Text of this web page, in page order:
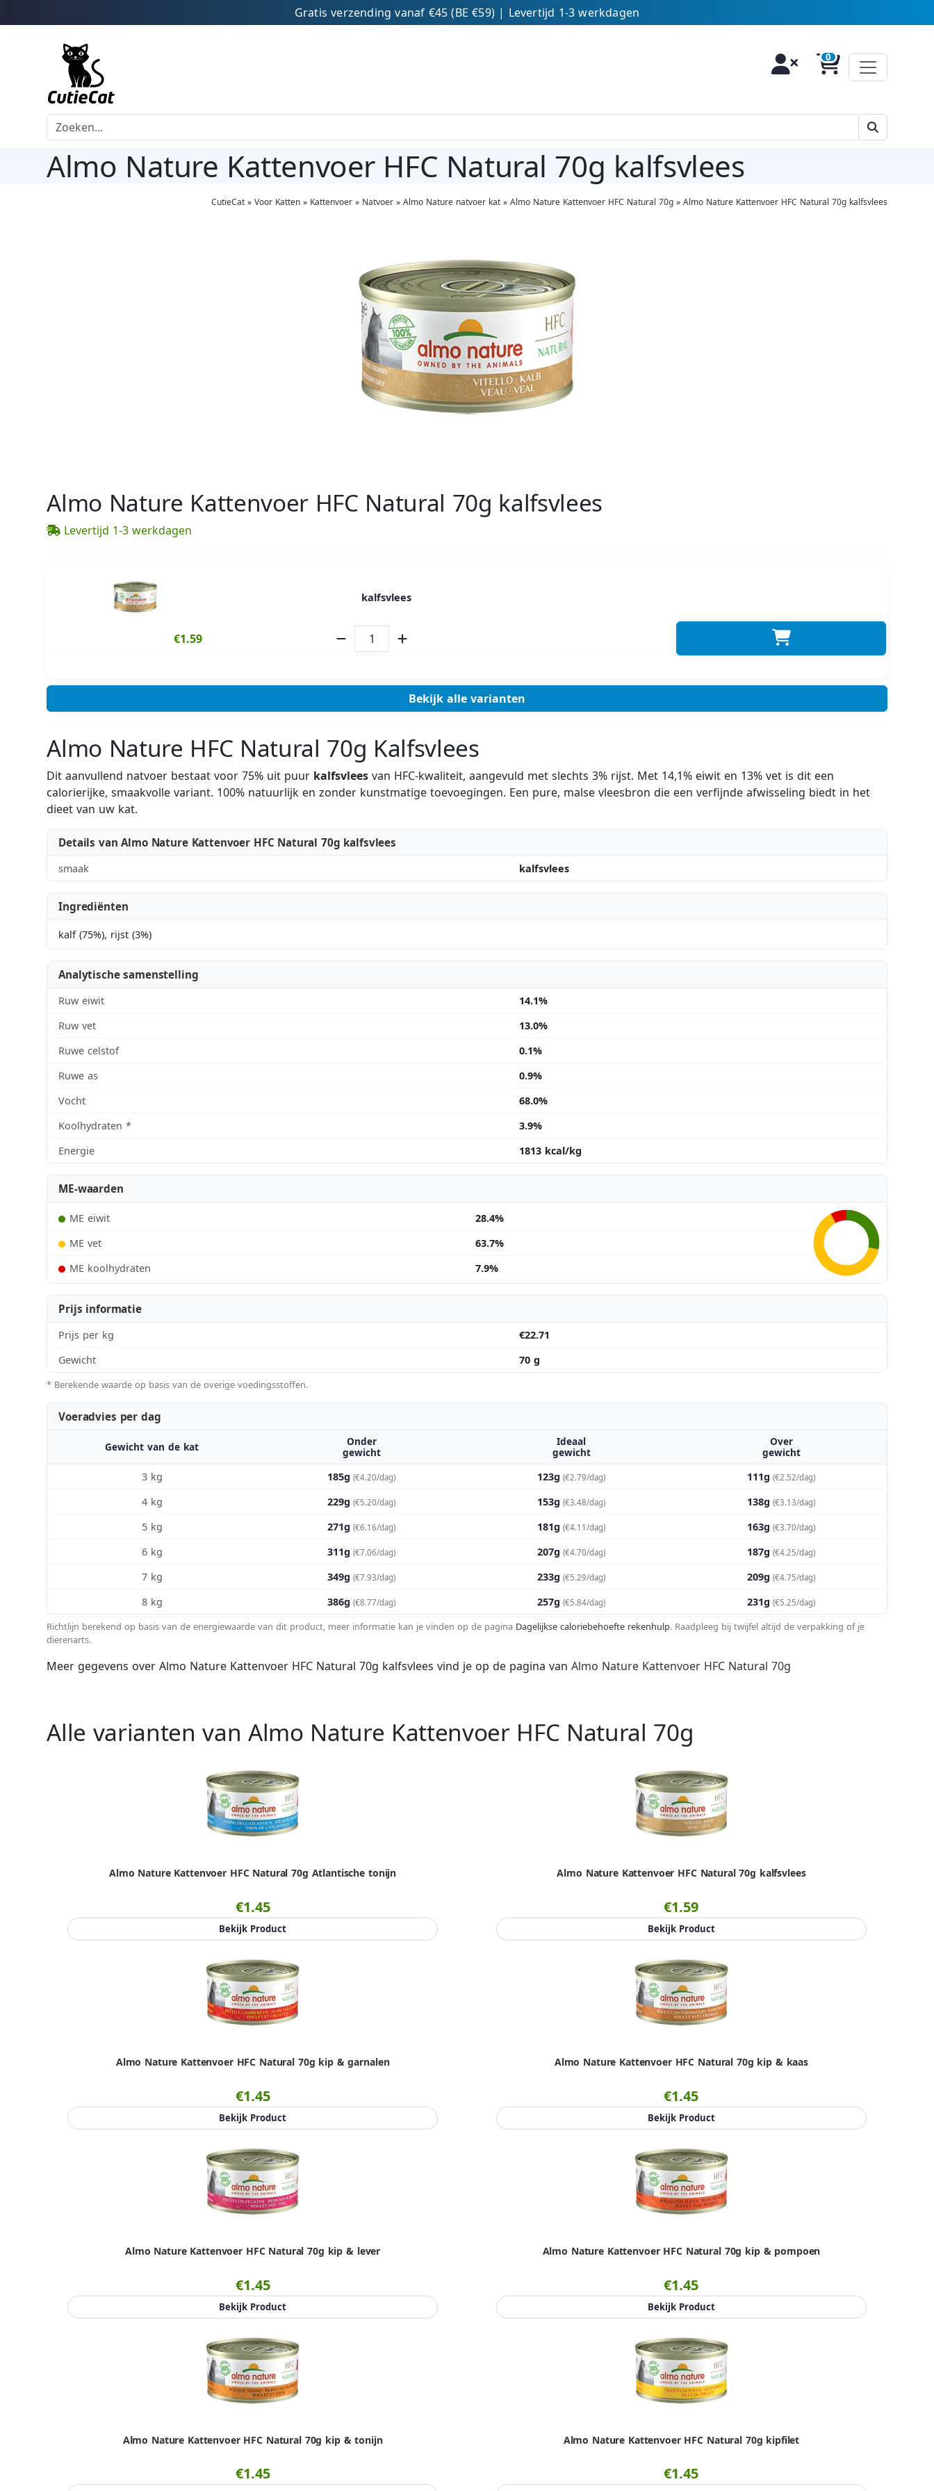
Gratis verzending vanaf €45 (BE €59) | Levertijd 1-3 werkdagen
Almo Nature Kattenvoer HFC Natural 70g kalfsvlees
CutieCat» Voor Katten» Kattenvoer» Natvoer» Almo Nature natvoer kat» Almo Nature Kattenvoer HFC Natural 70g» Almo Nature Kattenvoer HFC Natural 70g kalfsvlees
Almo Nature Kattenvoer HFC Natural 70g kalfsvlees
Levertijd 1-3 werkdagen
kalfsvlees
€1.59
Bekijk alle varianten
Almo Nature HFC Natural 70g Kalfsvlees
Dit aanvullend natvoer bestaat voor 75% uit puur kalfsvlees van HFC-kwaliteit, aangevuld met slechts 3% rijst. Met 14,1% eiwit en 13% vet is dit een
calorierijke, smaakvolle variant. 100% natuurlijk en zonder kunstmatige toevoegingen. Een pure, malse vleesbron die een verfijnde afwisseling biedt in het
dieet van uw kat.
Details van Almo Nature Kattenvoer HFC Natural 70g kalfsvlees
smaak kalfsvlees
Ingrediënten
kalf (75%), rijst (3%)
Analytische samenstelling
Ruw eiwit
14.1%
Ruw vet
13.0%
Ruwe celstof
0.1%
Ruwe as
0.9%
Vocht
68.0%
Koolhydraten *
3.9%
Energie
1813 kcal/kg
ME-waarden
ME eiwit
28.4%
ME vet
63.7%
ME koolhydraten
7.9%
Prijs informatie
Prijs per kg
€22.71
Gewicht
70 g
* Berekende waarde op basis van de overige voedingsstoffen.
Voeradvies per dag
Gewicht van de kat
Onder
gewicht
Ideaal
gewicht
Over
gewicht
3 kg
185g (€4.20/dag) 123g (€2.79/dag) 111g (€2.52/dag)
4 kg 229g (€5.20/dag) 153g (€3.48/dag) 138g (€3.13/dag)
5 kg 271g (€6.16/dag) 181g (€4.11/dag) 163g (€3.70/dag)
6 kg 311g (€7.06/dag) 207g (€4.70/dag) 187g (€4.25/dag)
7 kg 349g (€7.93/dag) 233g (€5.29/dag) 209g (€4.75/dag)
8 kg 386g (€8.77/dag) 257g (€5.84/dag) 231g (€5.25/dag)
Richtlijn berekend op basis van de energiewaarde van dit product, meer informatie kan je vinden op de pagina Dagelijkse caloriebehoefte rekenhulp. Raadpleeg bij twijfel altijd de verpakking of je
dierenarts.
Meer gegevens over Almo Nature Kattenvoer HFC Natural 70g kalfsvlees vind je op de pagina vanAlmo Nature Kattenvoer HFC Natural 70g
Alle varianten van Almo Nature Kattenvoer HFC Natural 70g
Almo Nature Kattenvoer HFC Natural 70g Atlantische tonijn
€1.45
Bekijk Product
Almo Nature Kattenvoer HFC Natural 70g kalfsvlees
€1.59
Bekijk Product
Almo Nature Kattenvoer HFC Natural 70g kip & garnalen
€1.45
Bekijk Product
Almo Nature Kattenvoer HFC Natural 70g kip & kaas
€1.45
Bekijk Product
Almo Nature Kattenvoer HFC Natural 70g kip & lever
€1.45
Bekijk Product
Almo Nature Kattenvoer HFC Natural 70g kip & pompoen
€1.45
Bekijk Product
Almo Nature Kattenvoer HFC Natural 70g kip & tonijn
€1.45
Almo Nature Kattenvoer HFC Natural 70g kipfilet
€1.45